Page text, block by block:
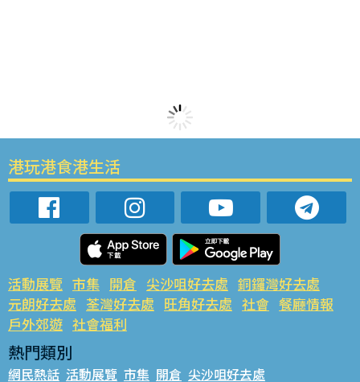
港玩港食港生活
活動展覽 市集 開倉 尖沙咀好去處 銅鑼灣好去處
元朗好去處 荃灣好去處 旺角好去處 社會 餐廳情報
戶外郊遊 社會福利
熱門類別
網民熱話 活動展覽 市集 開倉 尖沙咀好去處